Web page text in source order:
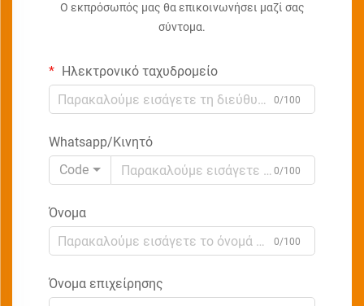
Ο εκπρόσωπός μας θα επικοινωνήσει μαζί σας
σύντομα.
Ηλεκτρονικό ταχυδρομείο
0/100
Whatsapp/Κινητό
Code
0/100
Όνομα
0/100
Όνομα επιχείρησης